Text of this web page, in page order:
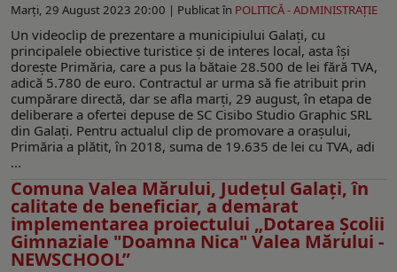
Marți, 29 August 2023 20:00 | Publicat în POLITICĂ - ADMINISTRAŢIE
Un videoclip de prezentare a municipiului Galați, cu
principalele obiective turistice și de interes local, asta își
dorește Primăria, care a pus la bătaie 28.500 de lei fără TVA,
adică 5.780 de euro. Contractul ar urma să fie atribuit prin
cumpărare directă, dar se afla marți, 29 august, în etapa de
deliberare a ofertei depuse de SC Cisibo Studio Graphic SRL
din Galați. Pentru actualul clip de promovare a orașului,
Primăria a plătit, în 2018, suma de 19.635 de lei cu TVA, adi
...
Comuna Valea Mărului, Județul Galați, în
calitate de beneficiar, a demarat
implementarea proiectului „Dotarea Școlii
Gimnaziale "Doamna Nica" Valea Mărului -
NEWSCHOOL”